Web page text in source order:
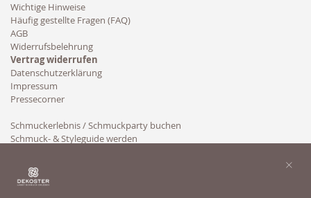
Wichtige Hinweise
Häufig gestellte Fragen (FAQ)
AGB
Widerrufsbelehrung
Vertrag widerrufen
Datenschutzerklärung
Impressum
Pressecorner
Schmuckerlebnis / Schmuckparty buchen
Schmuck- & Styleguide werden
×